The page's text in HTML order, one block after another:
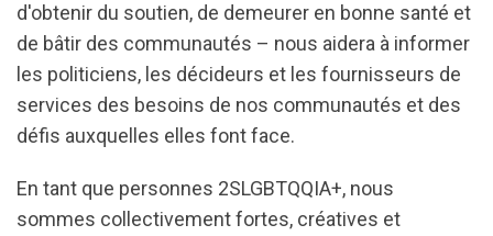
d'obtenir du soutien, de demeurer en bonne santé et
de bâtir des communautés – nous aidera à informer
les politiciens, les décideurs et les fournisseurs de
services des besoins de nos communautés et des
défis auxquelles elles font face.
En tant que personnes 2SLGBTQQIA+, nous
sommes collectivement fortes, créatives et